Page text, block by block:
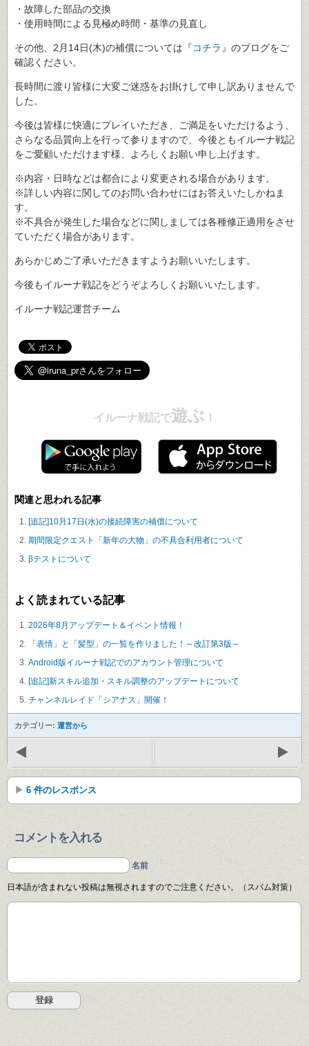
・故障した部品の交換
・使用時間による見極め時間・基準の見直し
その他、2月14日(木)の補償については『コチラ 』のブログをご
確認ください。
長時間に渡り皆様に大変ご迷惑をお掛けして申し訳ありませんで
した。
今後は皆様に快適にプレイいただき、ご満足をいただけるよう、
さらなる品質向上を行って参りますので、今後ともイルーナ戦記
をご愛顧いただけます様、よろしくお願い申し上げます。
※内容・日時などは都合により変更される場合があります。
※詳しい内容に関してのお問い合わせにはお答えいたしかねま
す。
※不具合が発生した場合などに関しましては各種修正適用をさせ
ていただく場合があります。
あらかじめご了承いただきますようお願いいたします。
今後もイルーナ戦記をどうぞよろしくお願いいたします。
イルーナ戦記運営チーム
イルーナ戦記で遊ぶ ！
関連と思われる記事
[追記]10月17日(水)の接続障害の補償について
期間限定クエスト「新年の大物」の不具合利用者について
βテストについて
よく読まれている記事
2026年8月アップデート＆イベント情報！
「表情」と「髪型」の一覧を作りました！～改訂第3版～
Android版イルーナ戦記でのアカウント管理について
[追記]新スキル追加・スキル調整のアップデートについて
チャンネルレイド「シアナス」開催！
カテゴリー: 運営から
6 件のレスポンス
コメントを入れる
名前
日本語が含まれない投稿は無視されますのでご注意ください。（スパム対策）